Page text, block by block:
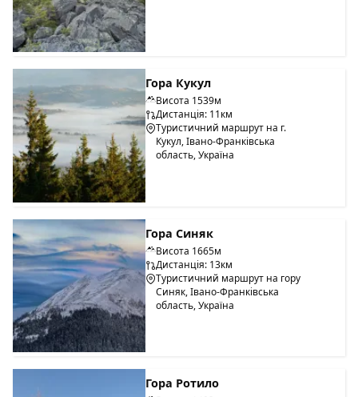
Гора Кукул
Висота 1539м
Дистанція: 11км
Туристичний маршрут на г.
Кукул, Івано-Франківська
область, Україна
Гора Синяк
Висота 1665м
Дистанція: 13км
Туристичний маршрут на гору
Синяк, Івано-Франківська
область, Україна
Гора Ротило